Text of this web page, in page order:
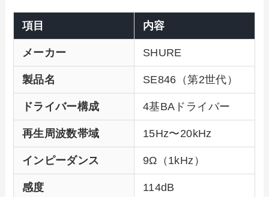
項目 内容
メーカー SHURE
製品名 SE846（第2世代）
ドライバー構成 4基BAドライバー
再生周波数帯域 15Hz〜20kHz
インピーダンス 9Ω（1kHz）
感度
114dB